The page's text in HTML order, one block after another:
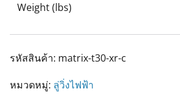
Weight (lbs)
รหัสสินค้า: matrix-t30-xr-c
หมวดหมู่: ลู่วิ่งไฟฟ้า